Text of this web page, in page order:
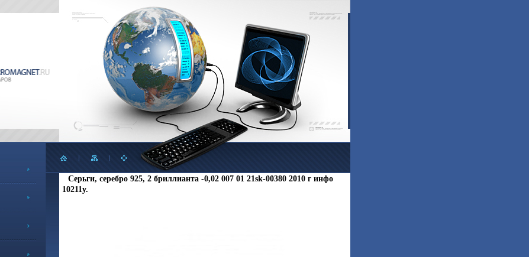
Серьги, серебро 925, 2 бриллианта -0,02 007 01 21sk-00380 2010 г инфо
10211y.